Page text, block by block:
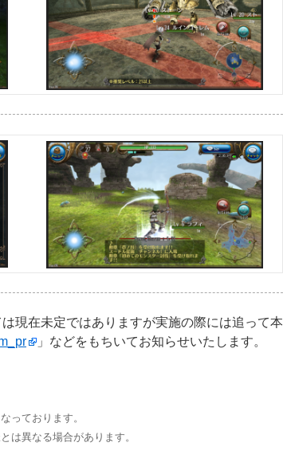
現在未定ではありますが実施の際には追って本
」などをもちいてお知らせいたします。
っております。
は異なる場合があります。